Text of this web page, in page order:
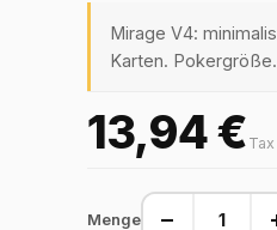
Mirage V4:
Karten. Pokergröße.
13,94 €
Menge −